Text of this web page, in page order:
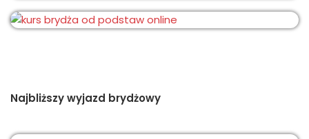
Najbliższy wyjazd brydżowy